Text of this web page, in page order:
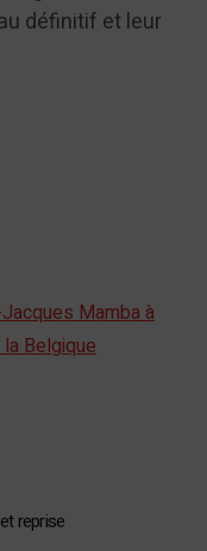
définitif et leur
Mamba à
Belgique
reprise